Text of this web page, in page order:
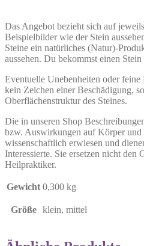
Das Angebot bezieht sich auf
Beispielbilder wie der Stein
Steine ein natürliches (Natur)-
aussehen. Du bekommst einen
Eventuelle Unebenheiten oder
kein Zeichen einer Beschädigung,
Oberflächenstruktur des Steines.
Die in unseren Shop
bzw. Auswirkungen auf Körper und
wissenschaftlich erwiesen und
Interessierte. Sie ersetzen nicht den
Heilpraktiker.
Gewicht 0,300 kg
Größe klein, mittel